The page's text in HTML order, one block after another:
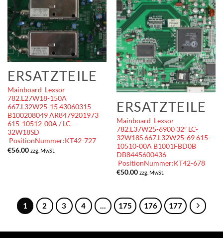
ERSATZTEILE
Mainboard Lexsor
782.L27W18-150A
667.L32W25-15 43060315
B100208049 AR8479201973
615-10512-00A / LC-
32W18SD
PositionNummer:KT42-727
€56.00 zzg. MwSt.
ERSATZTEILE
Mainboard Lexsor
782.L37W25-6900 32″ LC-
32W18S 667.L32W25-69 615-
10510-00A B1001FBD0B
DB8445600436
PositionNummer:KT42-678
€50.00 zzg. MwSt.
1 2 3 4 … 175 176 177